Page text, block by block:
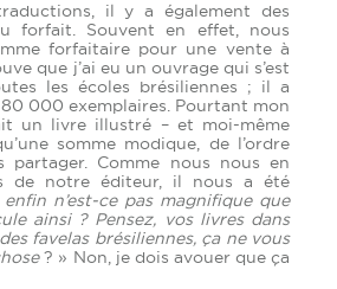
il y a également des
forfait. Souvent en effet, nous
forfaitaire pour une vente à
que j’ai eu un ouvrage qui s’est
les écoles brésiliennes ; il a
000 exemplaires. Pourtant mon
un livre illustré – et moi-même
somme modique, de l’ordre
Comme nous nous en
de notre éditeur, il nous a été
enfin n’est-ce pas magnifique que
ainsi ? Pensez, vos livres dans
favelas brésiliennes, ça ne vous
? » Non, je dois avouer que ça